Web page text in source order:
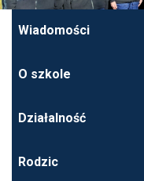
Wiadomości
O szkole
Działalność
Rodzic